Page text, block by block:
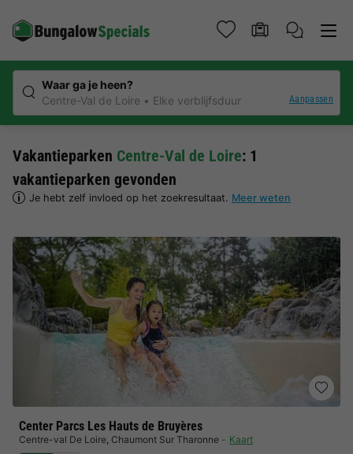
Waar ga je heen?
Centre-Val de Loire
Elke verblijfsduur Aanpassen
Vakantieparken Centre-Val de Loire: 1
vakantieparken gevonden
Je hebt zelf invloed op het zoekresultaat. Meer weten
Center Parcs Les Hauts de Bruyères
Centre-val De Loire, Chaumont Sur Tharonne Kaart